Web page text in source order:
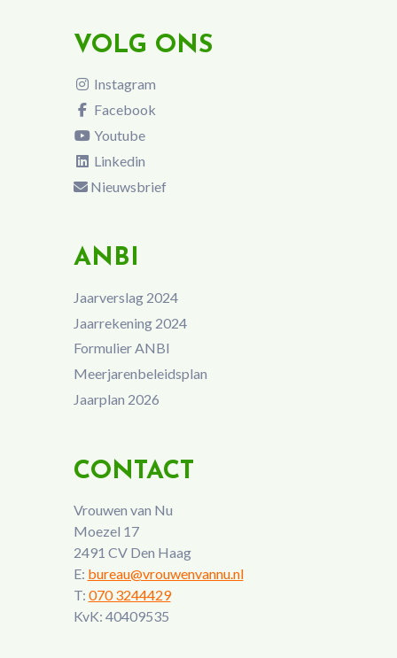
VOLG ONS
Instagram
Facebook
Youtube
Linkedin
Nieuwsbrief
ANBI
Jaarverslag 2024
Jaarrekening 2024
Formulier ANBI
Meerjarenbeleidsplan
Jaarplan 2026
CONTACT
Vrouwen van Nu
Moezel 17
2491 CV Den Haag
E: bureau@vrouwenvannu.nl
T: 070 3244429
KvK: 40409535